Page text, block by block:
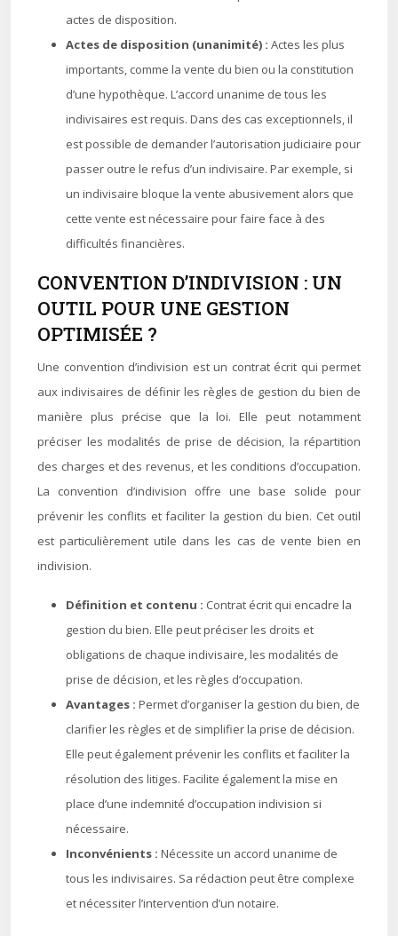
actes de disposition.
Actes de disposition (unanimité) : Actes les plus
importants, comme la vente du bien ou la constitution
d’une hypothèque. L’accord unanime de tous les
indivisaires est requis. Dans des cas exceptionnels, il
est possible de demander l’autorisation judiciaire pour
passer outre le refus d’un indivisaire. Par exemple, si
un indivisaire bloque la vente abusivement alors que
cette vente est nécessaire pour faire face à des
difficultés financières.
CONVENTION D’INDIVISION : UN
OUTIL POUR UNE GESTION
OPTIMISÉE ?
Une convention d’indivision est un contrat écrit qui permet
aux indivisaires de définir les règles de gestion du bien de
manière plus précise que la loi. Elle peut notamment
préciser les modalités de prise de décision, la répartition
des charges et des revenus, et les conditions d’occupation.
La convention d’indivision offre une base solide pour
prévenir les conflits et faciliter la gestion du bien. Cet outil
est particulièrement utile dans les cas de vente bien en
indivision.
Définition et contenu : Contrat écrit qui encadre la
gestion du bien. Elle peut préciser les droits et
obligations de chaque indivisaire, les modalités de
prise de décision, et les règles d’occupation.
Avantages : Permet d’organiser la gestion du bien, de
clarifier les règles et de simplifier la prise de décision.
Elle peut également prévenir les conflits et faciliter la
résolution des litiges. Facilite également la mise en
place d’une indemnité d’occupation indivision si
nécessaire.
Inconvénients : Nécessite un accord unanime de
tous les indivisaires. Sa rédaction peut être complexe
et nécessiter l’intervention d’un notaire.